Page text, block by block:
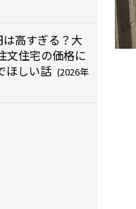
高すぎる？大
文住宅の価格に
ほしい話 (2026年